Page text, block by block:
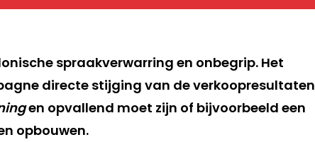
spraakverwarring en onbegrip. Het
directe stijging van de verkoopresultaten
en opvallend moet zijn of bijvoorbeeld een
opbouwen.